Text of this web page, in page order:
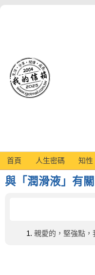
首頁 人生密碼 知性
與「潤滑液」有
親愛的，堅強點，